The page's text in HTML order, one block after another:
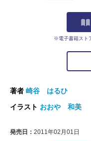
※電子書籍スト
著者 崎谷 はるひ
イラスト おおや 和美
発売日： 2011年02月01日